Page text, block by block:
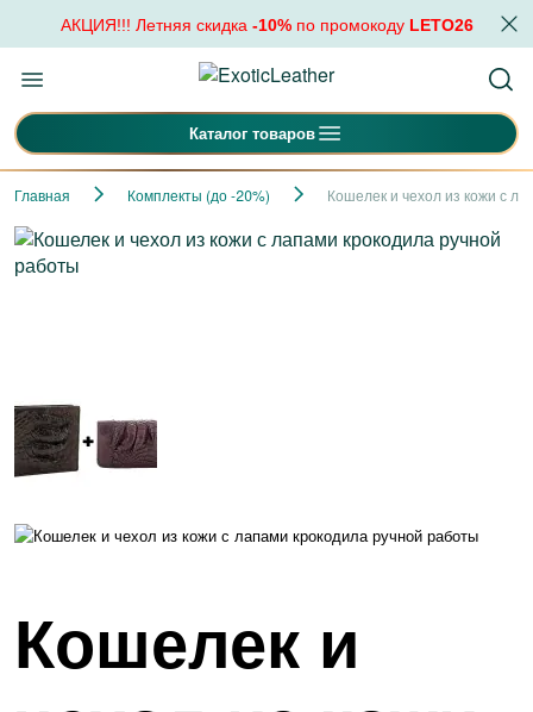
АКЦИЯ!!! Летняя скидка -10%по промокоду LETO26
Каталог товаров
Главная Комплекты (до -20%) Кошелек и чехол из кожи с
Кошелек и